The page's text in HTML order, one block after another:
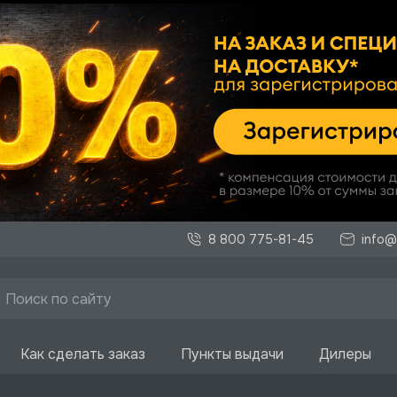
8 800 775-81-45
Как сделать заказ Пункты выдачи Дилеры